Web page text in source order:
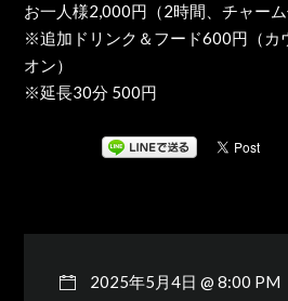
お一人様2,000円（2時間、チャーム
※追加ドリンク＆フード600円（カ
オン）
※延長30分 500円
2025年5月4日 @ 8:00 PM